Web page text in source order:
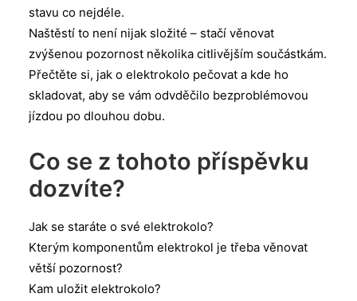
stavu co nejdéle.
Naštěstí to není nijak složité – stačí věnovat
zvýšenou pozornost několika citlivějším součástkám.
Přečtěte si, jak o elektrokolo pečovat a kde ho
skladovat, aby se vám odvděčilo bezproblémovou
jízdou po dlouhou dobu.
Co se z tohoto příspěvku
dozvíte?
Jak se staráte o své elektrokolo?
Kterým komponentům elektrokol je třeba věnovat
větší pozornost?
Kam uložit elektrokolo?